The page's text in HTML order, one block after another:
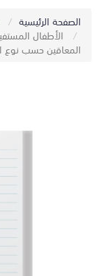
الصفحة الرئيسية
الأطفال
المعاقين حسب نوع